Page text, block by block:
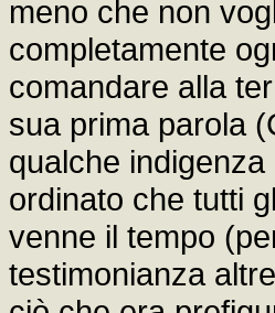
meno che non
completamente
comandare alla
sua prima parola
qualche
ordinato che tutti
venne il tempo
testimonianza